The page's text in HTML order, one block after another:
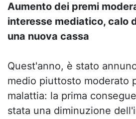
Aumento dei premi
interesse mediatico, calo
una nuova cassa
Quest'anno, è stato
medio piuttosto moderato
malattia: la prima
stata una diminuzione